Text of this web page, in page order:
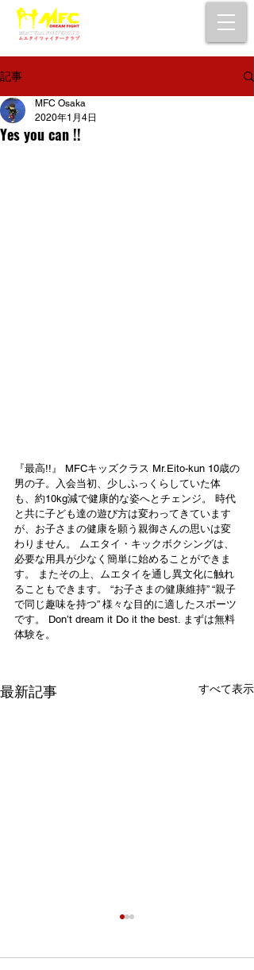
記事
Yes you can !!
MFC Osaka
2020年1月4日
『最高!!』 MFCキッズクラス Mr.Eito-kun 10歳の
男の子。入会当初、少しふっくらしていた体
も、約10kg減で健康的な姿へとチェンジ。 時代
と共に子ども達の遊び方は変わってきています
が、お子さまの健康を願う親御さんの思いは変
わりません。 ムエタイ・キックボクシングは、
必要な用具が少なく簡単に始めることができま
す。 またその上、ムエタイを通し異文化に触れ
ることもできます。 “お子さまの健康維持” “親子
で同じ趣味を持つ” 様々な目的に適したスポーツ
です。 Don’t dream it Do it the best. まずは無料
体験を。
最新記事 すべて表示